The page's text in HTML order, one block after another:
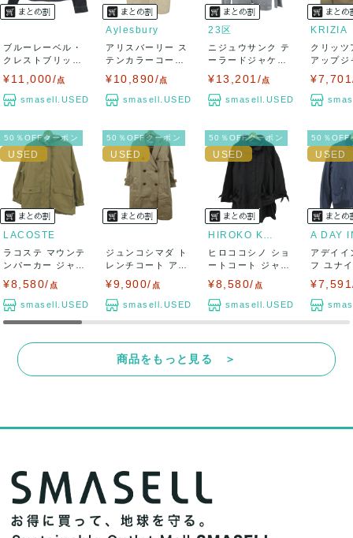
ブルーレーベル・
クレストブリッジ
ト...
¥11,000/点
smasell.USED
Aylesbury
アリスバーリー ス
テンカラーコート
¥10,890/点
smasell.USED
23区
ニジュウサンク テ
ーラードジャケッ
¥13,201/点
smasell.USED
KRIZIA
クリッツ
アップジ
50％OFFクーポン
LACOSTE
ラコステ マウンテ
ンパーカー ジャケ
¥8,580/ 点
smasell.USED
50％OFFクーポン
ジュンコシマダ ト
レンチコート アウ
¥9,900/ 点
smasell.USED
50％OFFクーポン
ヒロココシノ ショ
ートコート ジャケ
¥8,580/ 点
smasell.USED
50％OFF
アデイイ
フ ユナ
商品をもっと見る ＞